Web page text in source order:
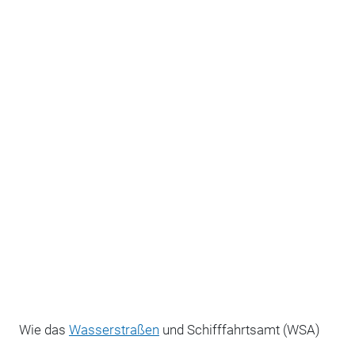
Wie das Wasserstraßen und Schifffahrtsamt (WSA)